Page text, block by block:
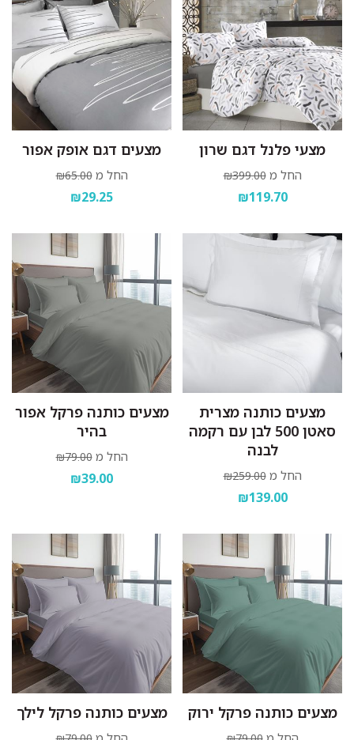
מצעי פלנל דגם שרון
החל מ ₪399.00
₪119.70
מצעים דגם אופק אפור
החל מ ₪65.00
₪29.25
מצעים כותנה מצרית
סאטן 500 לבן עם רקמה
לבנה
החל מ ₪259.00
₪139.00
מצעים כותנה פרקל אפור
בהיר
החל מ ₪79.00
₪39.00
מצעים כותנה פרקל ירוק מצעים כותנה פרקל לילך